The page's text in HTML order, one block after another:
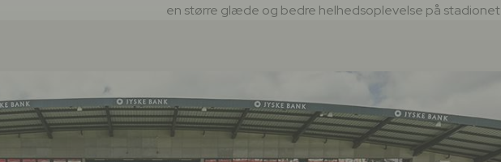
en større glæde og bedre helhedsoplevelse på stadionet